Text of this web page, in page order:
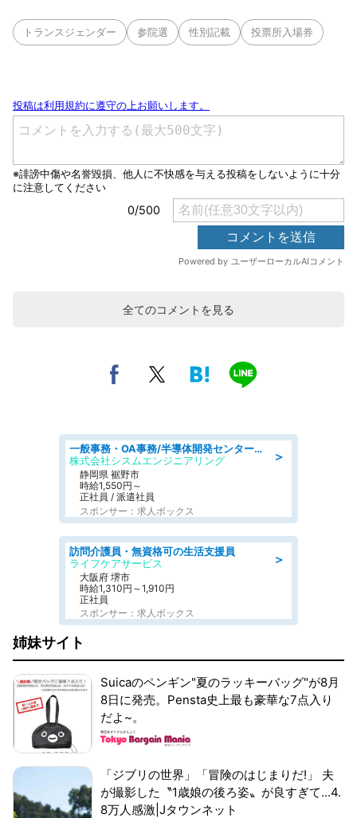
トランスジェンダー 参院選 性別記載 投票所入場券
全てのコメントを見る
＞
一般事務・OA事務/半導体開発センター内で事務&軽作業スタッフ、募集
株式会社シスムエンジニアリング
静岡県 裾野市
時給1,550円～
正社員 / 派遣社員
スポンサー：求人ボックス
＞
訪問介護員・無資格可の生活支援員
ライフケアサービス
大阪府 堺市
時給1,310円～1,910円
正社員
スポンサー：求人ボックス
姉妹サイト
Suicaのペンギン"夏のラッキーバッグ"が8月
8日に発売。Pensta史上最も豪華な7点入り
だよ~。
「ジブリの世界」「冒険のはじまりだ!」 夫
が撮影した〝1歳娘の後ろ姿〟が良すぎて...4.
8万人感激|Jタウンネット